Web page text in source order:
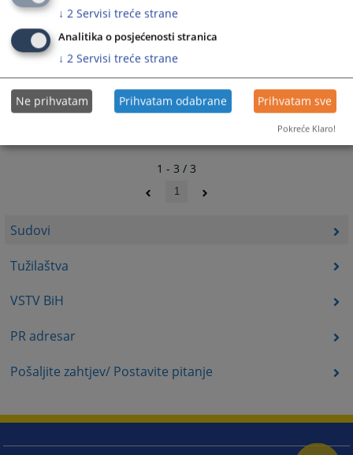
Sudovi
Tužilaštva
VSTV BiH
PR adresar
Pošaljite zahtjev/ Postavite pitanje
changing
dates.
dates.
1 - 3 / 3
1
↓ 2 Servisi treće strane
Analitika o posjećenosti stranica
↓ 2 Servisi treće strane
Ne prihvatam Prihvatam odabrane Prihvatam sve
Pokreće Klaro!